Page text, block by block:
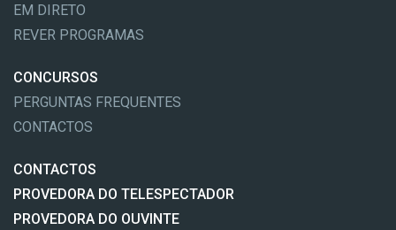
EM DIRETO
REVER PROGRAMAS
CONCURSOS
PERGUNTAS FREQUENTES
CONTACTOS
CONTACTOS
PROVEDORA DO TELESPECTADOR
PROVEDORA DO OUVINTE